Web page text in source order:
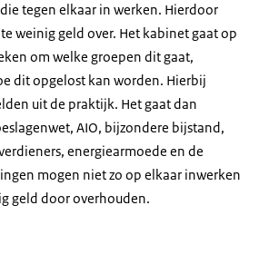
tegen elkaar in werken. Hierdoor
weinig geld over. Het kabinet gaat op
om welke groepen dit gaat,
dit opgelost kan worden. Hierbij
uit de praktijk. Het gaat dan
AIO, bijzondere bijstand,
energiearmoede en de
mogen niet zo op elkaar inwerken
geld door overhouden.